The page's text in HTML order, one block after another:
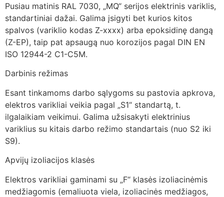
Pusiau matinis RAL 7030, „MQ“ serijos elektrinis variklis,
standartiniai dažai. Galima įsigyti bet kurios kitos
spalvos (variklio kodas Z-xxxx) arba epoksidinę dangą
(Z-EP), taip pat apsaugą nuo korozijos pagal DIN EN
ISO 12944-2 C1-C5M.
Darbinis režimas
Esant tinkamoms darbo sąlygoms su pastovia apkrova,
elektros varikliai veikia pagal „S1“ standartą, t.
ilgalaikiam veikimui. Galima užsisakyti elektrinius
variklius su kitais darbo režimo standartais (nuo S2 iki
S9).
Apvijų izoliacijos klasės
Elektros varikliai gaminami su „F“ klasės izoliacinėmis
medžiagomis (emaliuota viela, izoliacinės medžiagos,